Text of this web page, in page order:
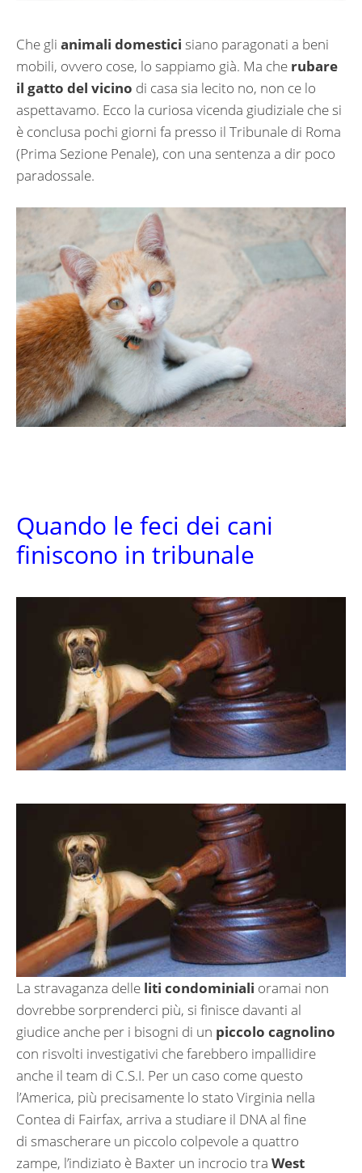
Che gli animali domestici siano paragonati a beni
mobili, ovvero cose, lo sappiamo già. Ma che rubare
il gatto del vicino di casa sia lecito no, non ce lo
aspettavamo. Ecco la curiosa vicenda giudiziale che si
è conclusa pochi giorni fa presso il Tribunale di Roma
(Prima Sezione Penale), con una sentenza a dir poco
paradossale.
Quando le feci dei cani
finiscono in tribunale
La stravaganza delle liti condominiali oramai non
dovrebbe sorprenderci più, si finisce davanti al
giudice anche per i bisogni di un piccolo cagnolino
con risvolti investigativi che farebbero impallidire
anche il team di C.S.I. Per un caso come questo
l’America, più precisamente lo stato Virginia nella
Contea di Fairfax, arriva a studiare il DNA al fine
di smascherare un piccolo colpevole a quattro
zampe, l’indiziato è Baxter un incrocio tra West